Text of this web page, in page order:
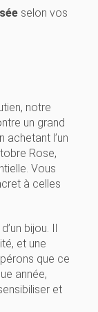
selon vos
notre
un grand
achetant l’un
Rose,
Vous
à celles
bijou. Il
et une
que ce
année,
et